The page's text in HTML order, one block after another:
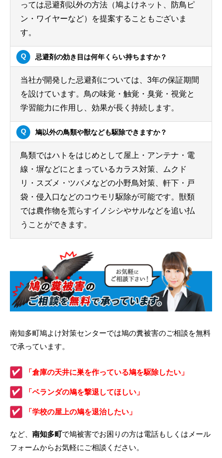
っては忌避剤以外の方法（鳩よけネット、防鳥ピ
ン・ワイヤーなど）を提案することもございま
す。
忌避剤の効き目は何年くらい持ちますか？
当社が開発した忌避剤については、3年の保証期間
を設けています。鳥の味覚・触覚・臭覚・視覚と
学習能力に作用し、効果が長く持続します。
鳩以外の鳥類や獣なども駆除できますか？
鳥類ではハトをはじめとして屋上・アンテナ・電
線・塀などにとまっているカラス対策、ムクド
リ・スズメ・ツバメなどの小野鳥対策、軒下・戸
袋・侵入口などのコウモリ駆除が可能です。獣類
では農作物を荒らすイノシシやサルなどを追い払
うことができます。
南知多町鳩よけ対策センターでは鳩の糞被害のご相談を無料
で承っています。
「倉庫の天井に巣を作っている鳩を駆除したい」
「ベランダの鳩を撃退してほしい」
「学校の屋上の鳩を退治したい」
など、 南知多町で鳩被害でお困りの方は電話もしくはメール
フォームからお気軽にご相談ください。